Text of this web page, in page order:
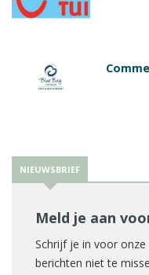
NIEUWSBRIEF
Meld je aan
Schrijf je in voor
berichten niet te